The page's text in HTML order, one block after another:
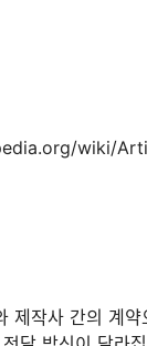
wiki/
제작사 간의 계